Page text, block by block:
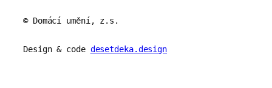
© Domácí umění, z.s.
Design & code desetdeka.design